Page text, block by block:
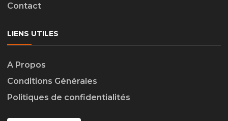
Contact
LIENS UTILES
A Propos
Conditions Générales
Politiques de confidentialités